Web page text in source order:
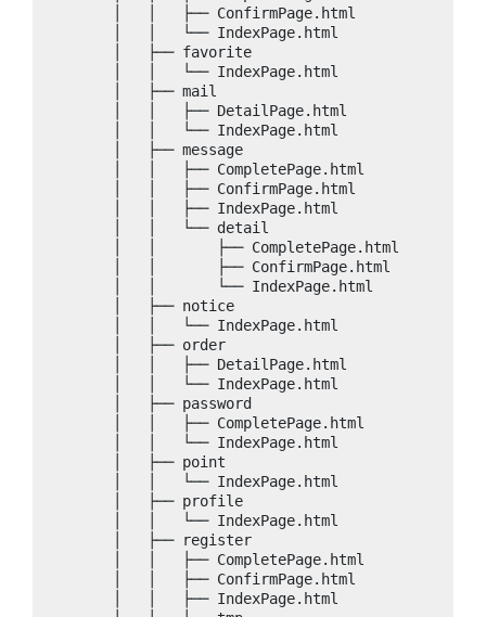
        │   │   ├── ConfirmPage.html
        │   │   └── IndexPage.html
        │   ├── favorite
        │   │   └── IndexPage.html
        │   ├── mail
        │   │   ├── DetailPage.html
        │   │   └── IndexPage.html
        │   ├── message
        │   │   ├── CompletePage.html
        │   │   ├── ConfirmPage.html
        │   │   ├── IndexPage.html
        │   │   └── detail
        │   │       ├── CompletePage.html
        │   │       ├── ConfirmPage.html
        │   │       └── IndexPage.html
        │   ├── notice
        │   │   └── IndexPage.html
        │   ├── order
        │   │   ├── DetailPage.html
        │   │   └── IndexPage.html
        │   ├── password
        │   │   ├── CompletePage.html
        │   │   └── IndexPage.html
        │   ├── point
        │   │   └── IndexPage.html
        │   ├── profile
        │   │   └── IndexPage.html
        │   ├── register
        │   │   ├── CompletePage.html
        │   │   ├── ConfirmPage.html
        │   │   ├── IndexPage.html